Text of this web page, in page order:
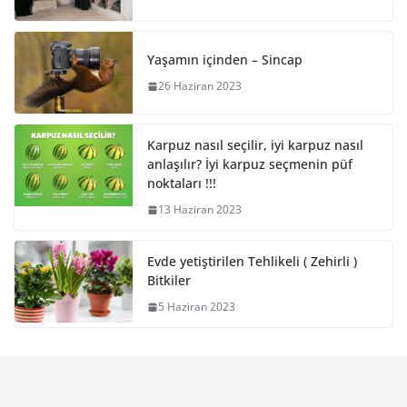
Yaşamın içinden – Sincap
26 Haziran 2023
Karpuz nasıl seçilir, iyi karpuz nasıl
anlaşılır? İyi karpuz seçmenin püf
noktaları !!!
13 Haziran 2023
Evde yetiştirilen Tehlikeli ( Zehirli )
Bitkiler
5 Haziran 2023